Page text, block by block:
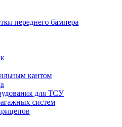
переднего бампера
кантом
для ТСУ
систем